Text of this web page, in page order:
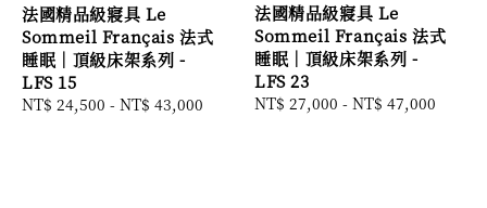
法國精品級寢具 Le
Sommeil Français 法式
睡眠｜頂級床架系列 -
LFS 15
Regular
NT$ 24,500 - NT$ 43,000
法國精品級寢具 Le
Sommeil Français 法式
睡眠｜頂級床架系列 -
LFS 23
Regular
NT$ 27,000 - NT$ 47,000